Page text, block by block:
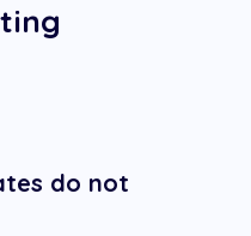
do not